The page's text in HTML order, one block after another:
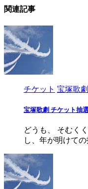
関連記事
チケット 宝塚歌劇
宝塚歌劇 チケット抽
どうも、 そむく
し、年が明けて